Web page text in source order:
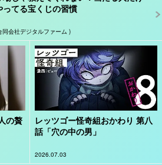
ってる宝くじの習慣
同会社デジタルファーム )
の贅
レッツゴー怪奇組おかわり 第八
話「穴の中の男」
2026.07.03